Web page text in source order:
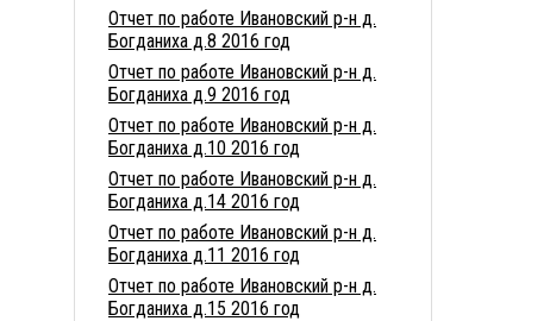
Отчет по работе Ивановский р-н д.
Богданиха д.8 2016 год
Отчет по работе Ивановский р-н д.
Богданиха д.9 2016 год
Отчет по работе Ивановский р-н д.
Богданиха д.10 2016 год
Отчет по работе Ивановский р-н д.
Богданиха д.14 2016 год
Отчет по работе Ивановский р-н д.
Богданиха д.11 2016 год
Отчет по работе Ивановский р-н д.
Богданиха д.15 2016 год